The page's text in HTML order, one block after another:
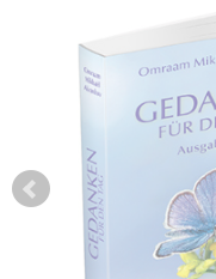
Prev